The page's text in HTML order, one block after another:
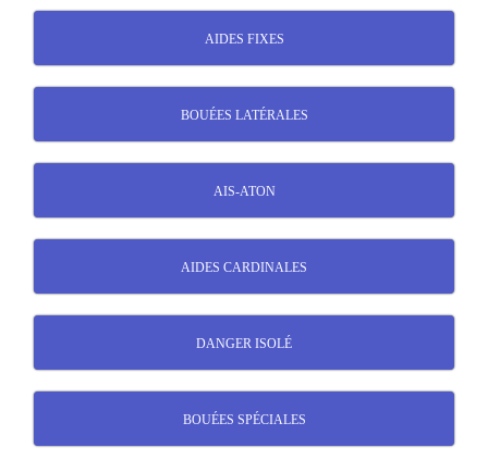
AIDES FIXES
BOUÉES LATÉRALES
AIS-ATON
AIDES CARDINALES
DANGER ISOLÉ
BOUÉES SPÉCIALES